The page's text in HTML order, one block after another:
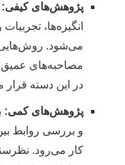
پژوهش‌های کیفی:
انگیزه‌ها،
می‌شود.
مصاحبه‌های عمیق،
در این دسته قرار
پژوهش‌های کمی:
و بررسی روابط
کار می‌رود.